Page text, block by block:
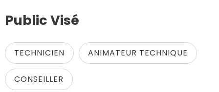
Public Visé
TECHNICIEN ANIMATEUR TECHNIQUE
CONSEILLER